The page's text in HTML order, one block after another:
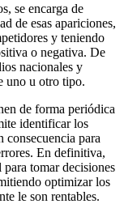
se encarga de
de esas apariciones,
y teniendo
o negativa. De
nacionales y
uno u otro tipo.
de forma periódica
identificar los
consecuencia para
En definitiva,
tomar decisiones
optimizar los
le son rentables.